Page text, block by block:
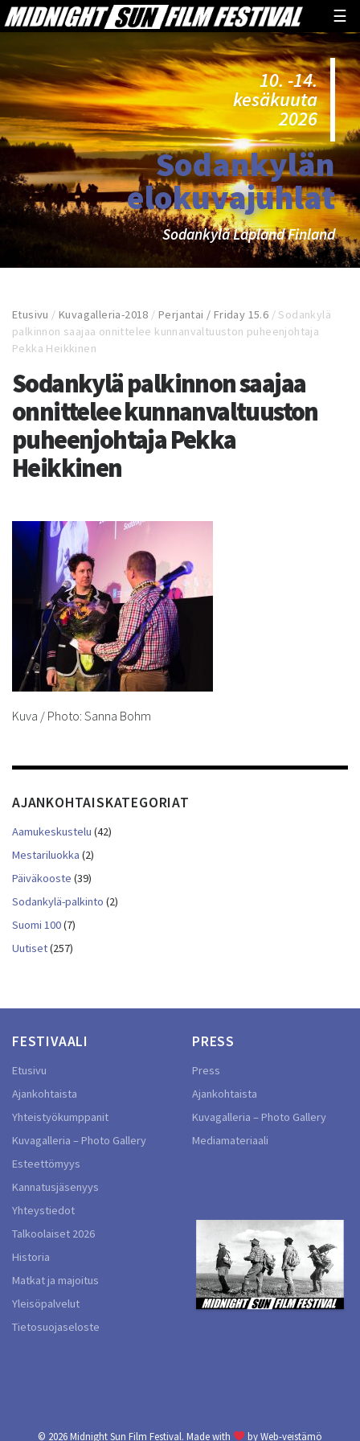
☰
10. -14.
kesäkuuta
2026
Sodankylän
elokuvajuhlat
Sodankylä Lapland Finland
Etusivu /Kuvagalleria-2018 /Perjantai / Friday 15.6 / Sodankylä
palkinnon saajaa onnittelee kunnanvaltuuston puheenjohtaja
Pekka Heikkinen
Sodankylä palkinnon saajaa
onnittelee kunnanvaltuuston
puheenjohtaja Pekka
Heikkinen
Kuva / Photo: Sanna Bohm
AJANKOHTAISKATEGORIAT
Aamukeskustelu (42)
Mestariluokka (2)
Päiväkooste (39)
Sodankylä-palkinto (2)
Suomi 100(7)
Uutiset(257)
FESTIVAALI
Etusivu
Ajankohtaista
Yhteistyökumppanit
Kuvagalleria – Photo Gallery
Esteettömyys
Kannatusjäsenyys
Yhteystiedot
Talkoolaiset 2026
Historia
Matkat ja majoitus
Yleisöpalvelut
Tietosuojaseloste
PRESS
Press
Ajankohtaista
Kuvagalleria – Photo Gallery
Mediamateriaali
© 2026Midnight Sun Film Festival. Made with byWeb-veistämö